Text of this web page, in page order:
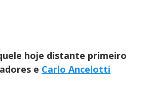
hoje distante primeiro
e Carlo Ancelotti